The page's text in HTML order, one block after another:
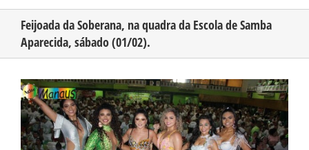
CONHEÇA O AMAZONAS
PUBLICIDADE
CONTATO
Feijoada da Soberana, na quadra da Escola de Samba
Aparecida, sábado (01/02).
View
Larger
Image